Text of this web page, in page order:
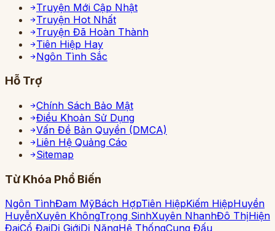
Truyện Mới Cập Nhật
Truyện Hot Nhất
Truyện Đã Hoàn Thành
Tiên Hiệp Hay
Ngôn Tình Sắc
Hỗ Trợ
Chính Sách Bảo Mật
Điều Khoản Sử Dụng
Vấn Đề Bản Quyền (DMCA)
Liên Hệ Quảng Cáo
Sitemap
Từ Khóa Phổ Biến
Ngôn TìnhĐam MỹBách HợpTiên HiệpKiếm HiệpHuyền
HuyễnXuyên KhôngTrọng SinhXuyên NhanhĐô ThịHiện
ĐạiCổ ĐạiDị GiớiDị NăngHệ ThốngCung Đấu